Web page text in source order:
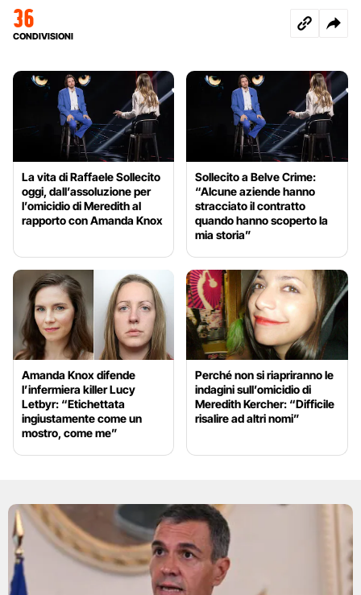
36
CONDIVISIONI
La vita di Raffaele Sollecito
oggi, dall’assoluzione per
l’omicidio di Meredith al
rapporto con Amanda Knox
Sollecito a Belve Crime:
“Alcune aziende hanno
stracciato il contratto
quando hanno scoperto la
mia storia”
Amanda Knox difende
l’infermiera killer Lucy
Letbyr: “Etichettata
ingiustamente come un
mostro, come me”
Perché non si riapriranno le
indagini sull’omicidio di
Meredith Kercher: “Difficile
risalire ad altri nomi”